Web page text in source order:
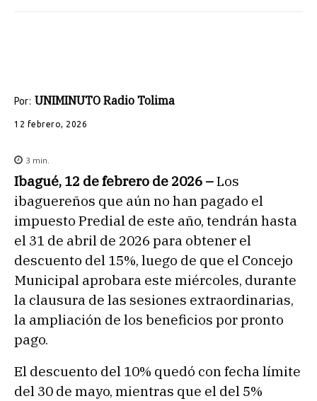
Por: UNIMINUTO Radio Tolima
12 febrero, 2026
3 min.
Ibagué, 12 de febrero de 2026 –Los
ibaguereños que aún no han pagado el
impuesto Predial de este año, tendrán hasta
el 31 de abril de 2026 para obtener el
descuento del 15%, luego de que el Concejo
Municipal aprobara este miércoles, durante
la clausura de las sesiones extraordinarias,
la ampliación de los beneficios por pronto
pago.
El descuento del 10% quedó con fecha límite
del 30 de mayo, mientras que el del 5%